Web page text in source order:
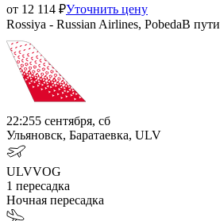
от 12 114 ₽Уточнить цену
Rossiya - Russian Airlines, PobedaВ пути
22:255 сентября, сб
Ульяновск, Баратаевка, ULV
ULVVOG
1 пересадка
Ночная пересадка